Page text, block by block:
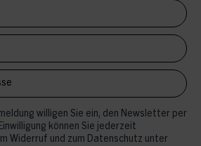
willigen Sie ein, den Newsletter per
können Sie jederzeit
Widerruf und zum Datenschutz unter